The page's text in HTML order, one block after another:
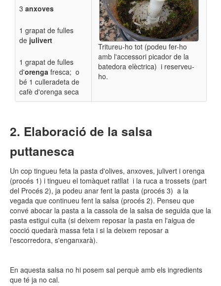
3 anxoves
1 grapat de fulles
dejulivert
1 grapat de fulles
d'orenga fresca; o
bé 1 culleradeta de
cafè d'orenga seca
Tritureu-ho tot (podeu fer-ho
amb l'accessori picador de la
batedora elèctrica) i reserveu-
ho.
Elaboració de la salsa
puttanesca
Un cop tingueu feta la pasta d'olives, anxoves, julivert i orenga
(procés 1) i tingueu el tomàquet ratllat i la ruca a trossets (part
del Procés 2), ja podeu anar fent la pasta (procés 3) a la
vegada que continueu fent la salsa (procés 2). Penseu que
convé abocar la pasta a la cassola de la salsa de seguida que la
pasta estigui cuita (si deixem reposar la pasta en l'aigua de
cocció quedarà massa feta i si la deixem reposar a
l'escorredora, s'enganxarà).
En aquesta salsa no hi posem sal perquè amb els ingredients
que té ja no cal.